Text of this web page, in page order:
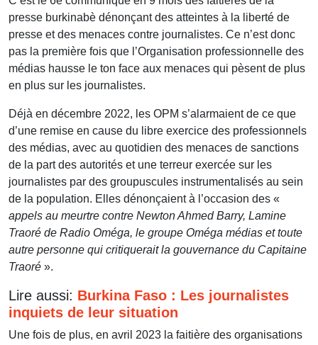
presse burkinabè dénonçant des atteintes à la liberté de
presse et des menaces contre journalistes. Ce n’est donc
pas la première fois que l’Organisation professionnelle des
médias hausse le ton face aux menaces qui pèsent de plus
en plus sur les journalistes.
Déjà en décembre 2022, les OPM s’alarmaient de ce que
d’une remise en cause du libre exercice des professionnels
des médias, avec au quotidien des menaces de sanctions
de la part des autorités et une terreur exercée sur les
journalistes par des groupuscules instrumentalisés au sein
de la population. Elles dénonçaient à l’occasion des «
appels au meurtre contre Newton Ahmed Barry, Lamine
Traoré de Radio Oméga, le groupe Oméga médias et toute
autre personne qui critiquerait la gouvernance du Capitaine
Traoré ».
Lire aussi: Burkina Faso : Les journalistes
inquiets de leur situation
Une fois de plus, en avril 2023 la faitière des organisations